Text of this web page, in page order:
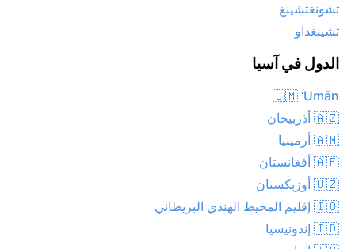
تشونغتشينغ
تشينغداو
الدول في آسيا
🇴🇲 ‘Umān
🇦🇿 أذربيجان
🇦🇲 أرمينيا
🇦🇫 أفغانستان
🇺🇿 أوزبكستان
🇮🇴 إقليم المحيط الهندي البريطاني
🇮🇩 إندونيسيا